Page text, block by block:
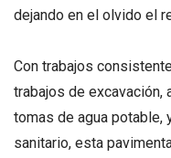
dejando en el olvido el
Con trabajos
trabajos de excavación,
tomas de agua potable,
sanitario, esta